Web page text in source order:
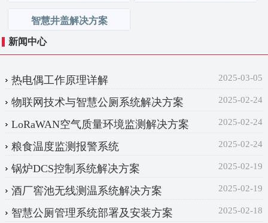
智慧井盖解决方案
新闻中心
2025-03-05
热电偶工作原理详解
2025-02-24
物联网技术与智慧公厕系统解决方案
2025-02-24
LoRaWAN空气质量环境监测解决方案
2025-02-24
粮食温度监测报警系统
2025-02-19
锅炉DCS控制系统解决方案‌
2025-02-19
酒厂窖池无线测温系统解决方案
2025-02-18
智慧公厕管理系统部署及安装方案